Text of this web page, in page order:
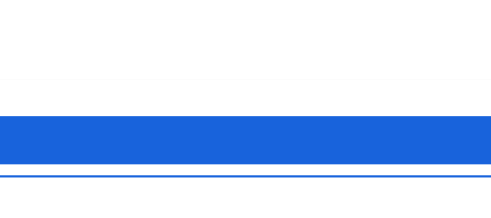
de acessos e monitoramento por câmeras com
sensores. A atuação inclui serviços de limpeza e